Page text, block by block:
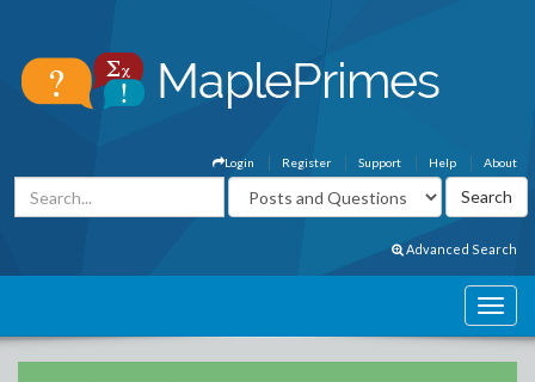
About
Help
Support
Register
Login
Advanced Search